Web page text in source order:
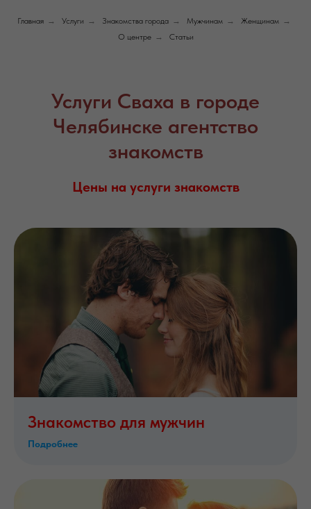
Главная → Услуги → Знакомства города → Мужчинам → Женщинам →
О центре → Статьи
Услуги Сваха в городе
Челябинске агентство
знакомств
Цены на услуги знакомств
Знакомство для мужчин
Подробнее